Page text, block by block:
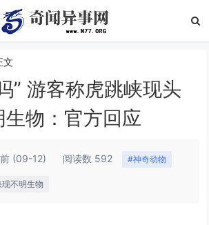
文
” 游客称虎跳峡现头
物：官方回应
(09-12) 阅读数 592 #神奇动物
现不明生物